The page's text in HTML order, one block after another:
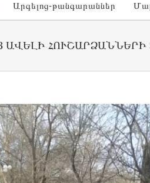
Արգելոց-թանգարաններ
ԱՎԵԼԻ